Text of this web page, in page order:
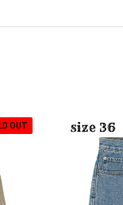
OUT